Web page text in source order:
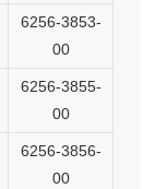
6256-3853-
00
6256-3855-
00
6256-3856-
00